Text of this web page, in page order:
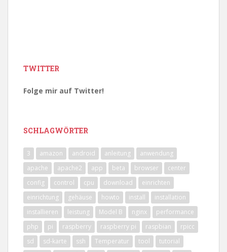
TWITTER
Folge mir auf Twitter!
SCHLAGWÖRTER
3 amazon android anleitung
anwendung
apache
apache2 app beta browser
center
config
control cpu download
einrichten
einrichtung
gehäuse howto install
installation
installieren
leistung Model B nginx
performance
php
pi raspberry raspberry pi raspbian
rpicc
sd
sd-karte ssh Temperatur tool
tutorial